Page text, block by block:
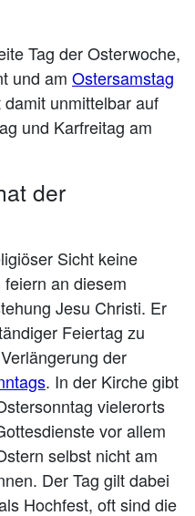
Tag der Osterwoche,
und am Ostersamstag
unmittelbar auf
und Karfreitag am
der
Sicht keine
an diesem
Jesu Christi. Er
Feiertag zu
der
. In der Kirche gibt
vielerorts
vor allem
selbst nicht am
Der Tag gilt dabei
Hochfest, oft sind die